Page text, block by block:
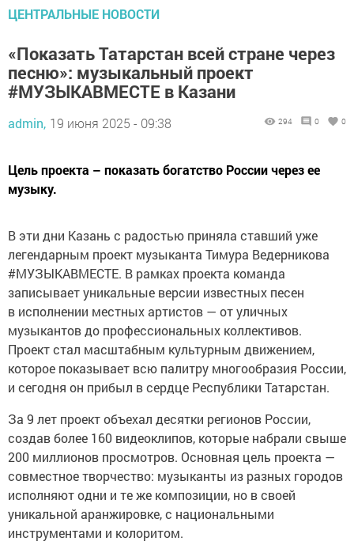
ЦЕНТРАЛЬНЫЕ НОВОСТИ
«Показать Татарстан всей стране через
песню»: музыкальный проект
#МУЗЫКАВМЕСТЕ в Казани
admin, 19 июня 2025 - 09:38 294 0 0
Цель проекта – показать богатство России через ее
музыку.
В эти дни Казань с радостью приняла ставший уже
легендарным проект музыканта Тимура Ведерникова
#МУЗЫКАВМЕСТЕ. В рамках проекта команда
записывает уникальные версии известных песен
в исполнении местных артистов — от уличных
музыкантов до профессиональных коллективов.
Проект стал масштабным культурным движением,
которое показывает всю палитру многообразия России,
и сегодня он прибыл в сердце Республики Татарстан.
За 9 лет проект объехал десятки регионов России,
создав более 160 видеоклипов, которые набрали свыше
200 миллионов просмотров. Основная цель проекта —
совместное творчество: музыканты из разных городов
исполняют одни и те же композиции, но в своей
уникальной аранжировке, с национальными
инструментами и колоритом.